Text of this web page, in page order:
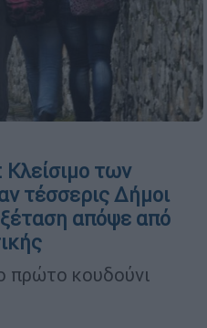
των
τέσσερις Δήμοι
απόψε από
πρώτο κουδούνι